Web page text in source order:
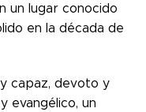
un lugar conocido
en la década de
capaz, devoto y
evangélico, un